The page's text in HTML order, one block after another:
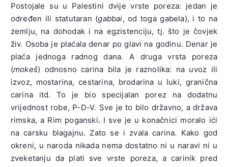
Postojale su u Palestini dvije vrste poreza: jedan je
određen ili statutaran (gabbai, od toga gabela), i to na
zemlju, na dohodak i na egzistenciju, tj. što je čovjek
živ. Osoba je plaćala denar po glavi na godinu. Denar je
plaća jednoga radnog dana. A druga vrsta poreza
(mokeš) odnosno carina bila je raznolika: na uvoz ili
izvoz, mostarina, cestarina, brodarina u luki, granična
carina itd. To je bio specijalan porez na dodatnu
vrijednost robe, P-D-V. Sve je to bilo državno, a država
rimska, a Rim poganski. I sve je u konačnici moralo ići
na carsku blagajnu. Zato se i zvala carina. Kako god
okreni, u naroda nikada nema dostatno ni u naravi ni u
zveketanju da plati sve vrste poreza, a carinik pred